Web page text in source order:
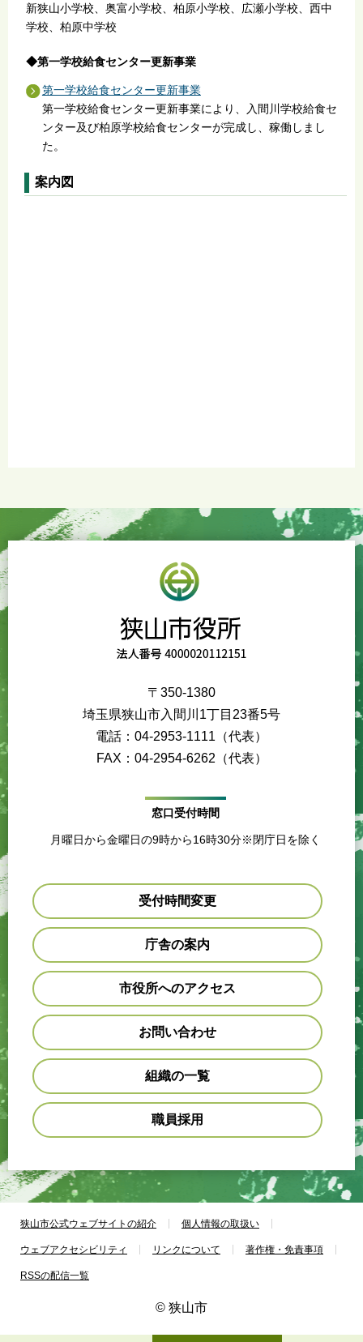
新狭山小学校、奥富小学校、柏原小学校、広瀬小学校、西中
学校、柏原中学校
◆第一学校給食センター更新事業
第一学校給食センター更新事業
第一学校給食センター更新事業により、入間川学校給食セ
ンター及び柏原学校給食センターが完成し、稼働しまし
た。
案内図
〒350-1380
埼玉県狭山市入間川1丁目23番5号
電話：04-2953-1111（代表）
FAX：04-2954-6262（代表）
窓口受付時間
月曜日から金曜日の9時から16時30分※閉庁日を除く
受付時間変更
庁舎の案内
市役所へのアクセス
お問い合わせ
組織の一覧
職員採用
狭山市公式ウェブサイトの紹介 個人情報の取扱い
ウェブアクセシビリティ リンクについて 著作権・免責事項
RSSの配信一覧
© 狭山市